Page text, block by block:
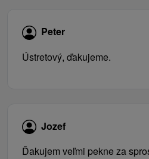
Peter
Ústretový, ďakujeme.
Jozef
Ďakujem veľmi pekne za